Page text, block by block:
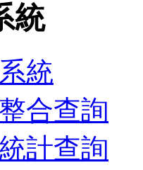
統
統
合查詢
計查詢